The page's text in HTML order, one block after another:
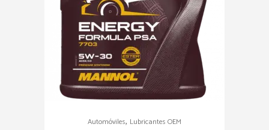
Automóviles, Lubricantes OEM